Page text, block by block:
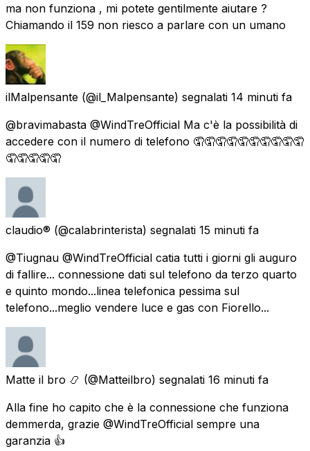
ma non funziona , mi potete gentilmente aiutare ?
Chiamando il 159 non riesco a parlare con un umano
ilMalpensante (@il_Malpensante) segnalati 14 minuti fa
@bravimabasta @WindTreOfficial Ma c'è la possibilità di
accedere con il numero di telefono 🤦🤦🤦🤦🤦🤦🤦🤦🤦🤦
🤦🤦🤦🤦🤦
claudio® (@calabrinterista) segnalati 15 minuti fa
@Tiugnau @WindTreOfficial catia tutti i giorni gli auguro
di fallire... connessione dati sul telefono da terzo quarto
e quinto mondo...linea telefonica pessima sul
telefono...meglio vendere luce e gas con Fiorello...
Matte il bro 📿 (@Matteilbro) segnalati 16 minuti fa
Alla fine ho capito che è la connessione che funziona
demmerda, grazie @WindTreOfficial sempre una
garanzia 👍